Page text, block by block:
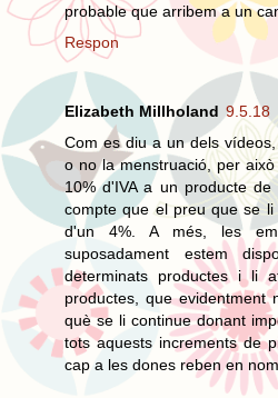
probable que arribem a un
Respon
Elizabeth Millholand 9.5.18
Com es diu a un dels
o no la menstruació, per
10% d'IVA a un producte
compte que el preu que se
d'un 4%. A més, les
suposadament estem
determinats productes i li
productes, que evidentment
què se li continue donant
tots aquests increments de
cap a les dones reben en nom